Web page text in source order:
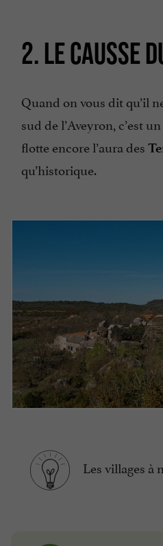
2. LE CAUSSE
Quand on vous dit qu’il
sud de l’Aveyron, c’est un
flotte encore l’aura des
qu’historique.
Les villages à